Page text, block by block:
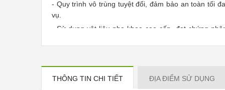
- Quy trình vô trùng tuyệt đối, đảm bảo an toàn tối
vụ.
- Sử dụng vật liệu nha khoa cao cấp, đạt chứng
- Dịch vụ nhẹ nhàng – ít đau – nhanh hồi phục,
- Thân thiện với cả người lớn và trẻ em, có không
THÔNG TIN CHI TIẾT ĐỊA ĐIỂM SỬ DỤNG